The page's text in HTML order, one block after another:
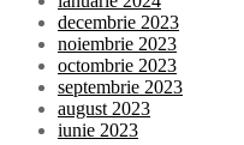
decembrie 2023
noiembrie 2023
octombrie 2023
septembrie 2023
august 2023
iunie 2023